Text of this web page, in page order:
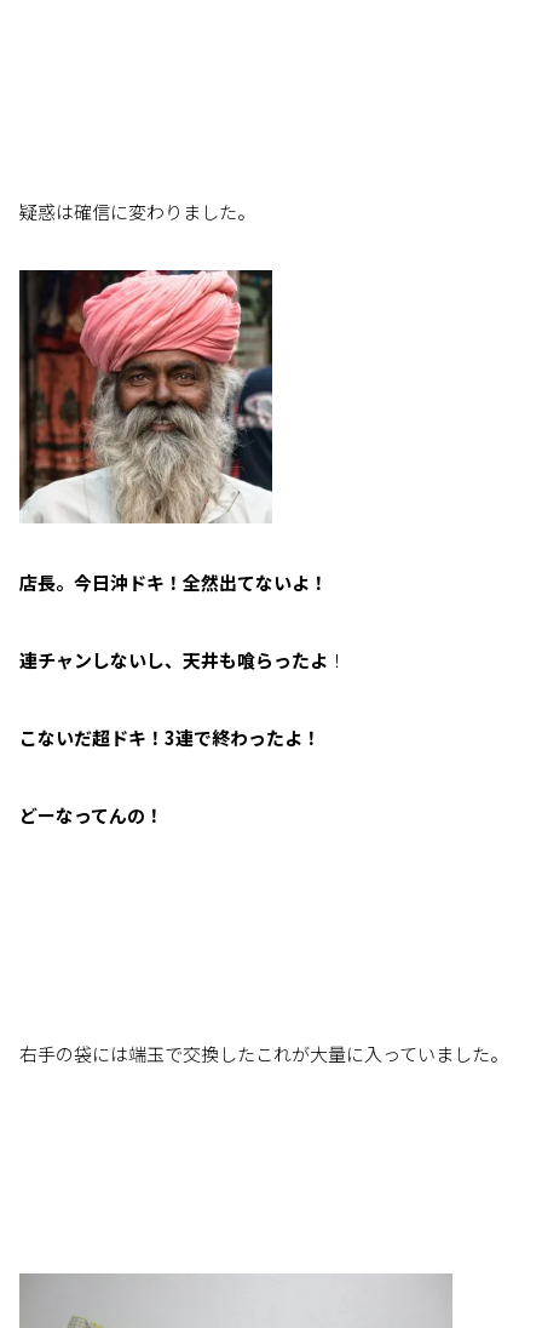
疑惑は確信に変わりました。
店長。今日沖ドキ！全然出てないよ！
連チャンしないし、天井も喰らったよ ！
こないだ超ドキ！3連で終わったよ！
どーなってんの！
右手の袋には端玉で交換したこれが大量に入っていました。